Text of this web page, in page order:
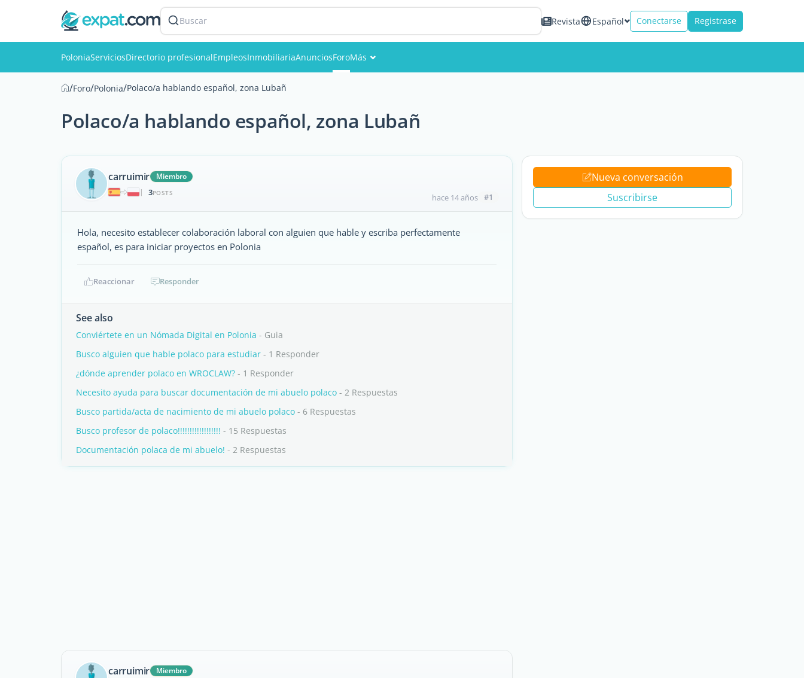
Buscar Revista Español Conectarse Registrase
PoloniaServiciosDirectorio profesionalEmpleosInmobiliariaAnunciosForoMás
Miembros
/Foro/Polonia/Polaco/a hablando español, zona Lubañ
Polaco/a hablando español, zona Lubañ
carruimir
Miembro
|
3POSTS hace 14 años #1
Hola, necesito establecer colaboración laboral con alguien que hable y escriba perfectamente
español, es para iniciar proyectos en Polonia
Reaccionar Responder
See also
Conviértete en un Nómada Digital en Polonia - Guia
Busco alguien que hable polaco para estudiar - 1 Responder
¿dónde aprender polaco en WROCLAW? - 1 Responder
Necesito ayuda para buscar documentación de mi abuelo polaco - 2 Respuestas
Busco partida/acta de nacimiento de mi abuelo polaco - 6 Respuestas
Busco profesor de polaco!!!!!!!!!!!!!!!!!! - 15 Respuestas
Documentación polaca de mi abuelo! - 2 Respuestas
carruimir
Miembro
Nueva conversación
Suscribirse